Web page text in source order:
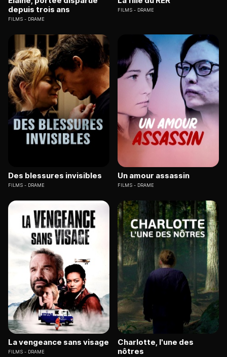
depuis trois ans
FILMS DRAME
FILMS DRAME
Des blessures invisibles
FILMS DRAME
Un amour assassin
FILMS DRAME
La vengeance sans visage
FILMS DRAME
Charlotte, l'une des
nôtres